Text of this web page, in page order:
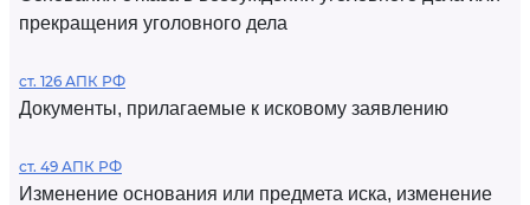
прекращения уголовного дела
ст. 126 АПК РФ
Документы, прилагаемые к исковому заявлению
ст. 49 АПК РФ
Изменение основания или предмета иска, изменение